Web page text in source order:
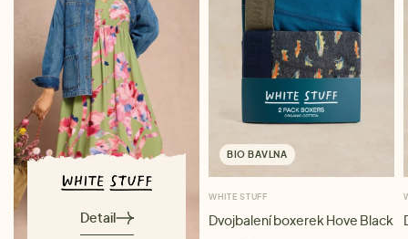
Detail
BIO BAVLNA
WHITE STUFF
Dvojbalení boxerek Hove Black